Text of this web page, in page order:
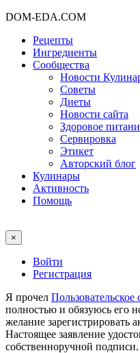
DOM-EDA.COM
Рецепты
Ингредиенты
Сообщества
Новости
Советы
Диеты
Новости сайта
Здоровое
Сервировка
Этикет
Авторский блог
Кулинары
Активность
Помощь
×
Войти
Регистрация
Я прочел Пользовательское
полностью и обязуюсь его
желание зарегистрировать
Настоящее заявление
собственноручной подписи.